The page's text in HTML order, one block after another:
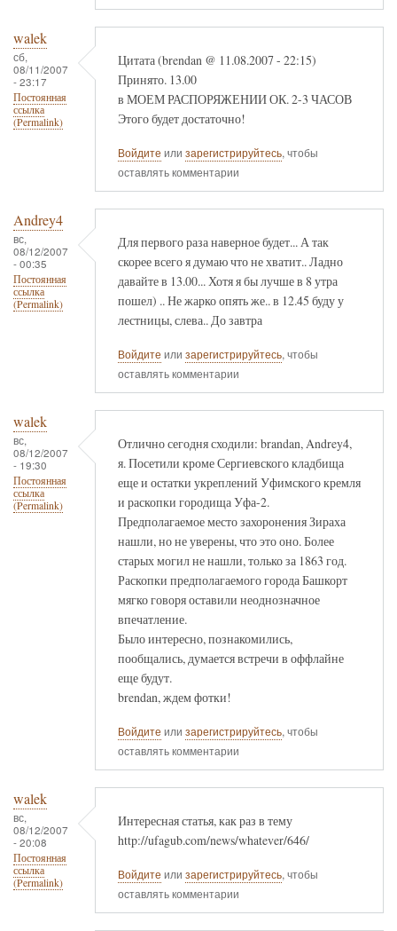
walek
сб,
08/11/2007
- 23:17
Постоянная
ссылка
(Permalink)
Цитата (brendan @ 11.08.2007 - 22:15)
Принято. 13.00
в МОЕМ РАСПОРЯЖЕНИИ ОК. 2-3 ЧАСОВ
Этого будет достаточно!
Войдите или зарегистрируйтесь, чтобы
оставлять комментарии
Andrey4
вс,
08/12/2007
- 00:35
Постоянная
ссылка
(Permalink)
Для первого раза наверное будет... А так
скорее всего я думаю что не хватит.. Ладно
давайте в 13.00... Хотя я бы лучше в 8 утра
пошел) .. Не жарко опять же.. в 12.45 буду у
лестницы, слева.. До завтра
Войдите или зарегистрируйтесь, чтобы
оставлять комментарии
walek
вс,
08/12/2007
- 19:30
Постоянная
ссылка
(Permalink)
Отлично сегодня сходили: brandan, Andrey4,
я. Посетили кроме Сергиевского кладбища
еще и остатки укреплений Уфимского кремля
и раскопки городища Уфа-2.
Предполагаемое место захоронения Зираха
нашли, но не уверены, что это оно. Более
старых могил не нашли, только за 1863 год.
Раскопки предполагаемого города Башкорт
мягко говоря оставили неоднозначное
впечатление.
Было интересно, познакомились,
пообщались, думается встречи в оффлайне
еще будут.
brendan, ждем фотки!
Войдите или зарегистрируйтесь, чтобы
оставлять комментарии
walek
вс,
08/12/2007
- 20:08
Постоянная
ссылка
(Permalink)
Интересная статья, как раз в тему
http://ufagub.com/news/whatever/646/
Войдите или зарегистрируйтесь, чтобы
оставлять комментарии